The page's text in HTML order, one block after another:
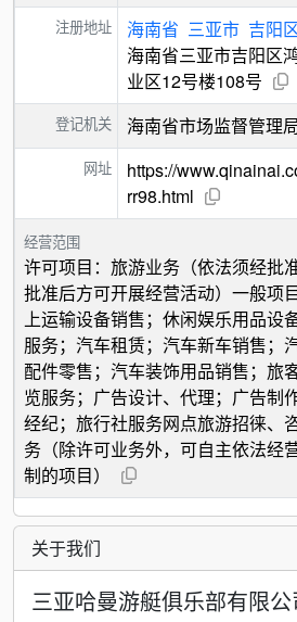
注册地址 海南省 三亚市 吉阳
海南省三亚市吉阳区
业区12号楼108号
登记机关 海南省市场监督管理
网址
https://
rr98.html
经营范围
许可项目：旅游业务（依法须经批
批准后方可开展经营活动）一般项
上运输设备销售；休闲娱乐用品设
服务；汽车租赁；汽车新车销售；
配件零售；汽车装饰用品销售；旅
览服务；广告设计、代理；广告制
经纪；旅行社服务网点旅游招徕、
务（除许可业务外，可自主依法经
制的项目）
关于我们
三亚哈曼游艇俱乐部有限公